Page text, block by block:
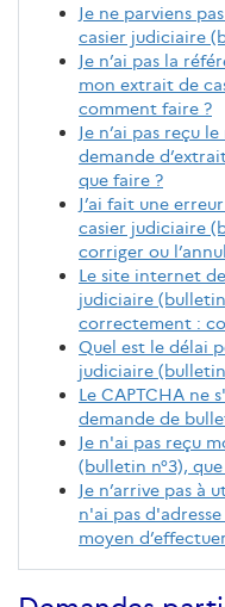
Je ne parviens
casier judiciaire
Je n’ai pas la
mon extrait de
comment faire ?
Je n’ai pas reçu
demande
que faire ?
J’ai fait une
casier judiciaire
corriger ou
Le site internet
judiciaire (bulletin
correctement :
Quel est le délai
judiciaire (bulletin
Le CAPTCHA ne
demande de
Je n'ai pas reçu
(bulletin n°3),
Je n’arrive pas à
n'ai pas
moyen